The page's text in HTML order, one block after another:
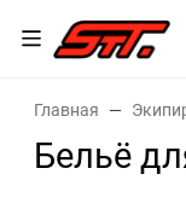
Главная
Бельё